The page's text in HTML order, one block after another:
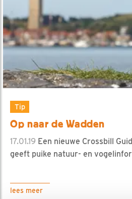
Tip
Op naar de Wadden
17.01.19 Een nieuwe Crossbill
geeft puike natuur- en
lees meer